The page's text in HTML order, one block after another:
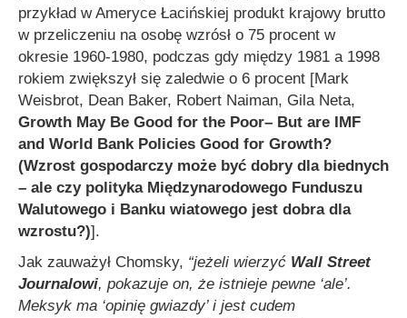
przykład w Ameryce Łacińskiej produkt krajowy brutto
w przeliczeniu na osobę wzrósł o 75 procent w
okresie 1960-1980, podczas gdy między 1981 a 1998
rokiem zwiększył się zaledwie o 6 procent [Mark
Weisbrot, Dean Baker, Robert Naiman, Gila Neta,
Growth May Be Good for the Poor– But are IMF
and World Bank Policies Good for Growth?
(Wzrost gospodarczy może być dobry dla biednych
– ale czy polityka Międzynarodowego Funduszu
Walutowego i Banku wiatowego jest dobra dla
wzrostu?)].
Jak zauważył Chomsky, “jeżeli wierzyć Wall Street
Journalowi, pokazuje on, że istnieje pewne ‘ale’.
Meksyk ma ‘opinię gwiazdy’ i jest cudem